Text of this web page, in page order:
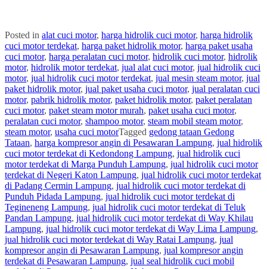
Posted in alat cuci motor, harga hidrolik cuci motor, harga hidrolik
cuci motor terdekat, harga paket hidrolik motor, harga paket usaha
cuci motor, harga peralatan cuci motor, hidrolik cuci motor, hidrolik
motor, hidrolik motor terdekat, jual alat cuci motor, jual hidrolik cuci
motor, jual hidrolik cuci motor terdekat, jual mesin steam motor, jual
paket hidrolik motor, jual paket usaha cuci motor, jual peralatan cuci
motor, pabrik hidrolik motor, paket hidrolik motor, paket peralatan
cuci motor, paket steam motor murah, paket usaha cuci motor,
peralatan cuci motor, shampoo motor, steam mobil steam motor,
steam motor, usaha cuci motorTagged gedong tataan Gedong
Tataan, harga kompresor angin di Pesawaran Lampung, jual hidrolik
cuci motor terdekat di Kedondong Lampung, jual hidrolik cuci
motor terdekat di Marga Punduh Lampung, jual hidrolik cuci motor
terdekat di Negeri Katon Lampung, jual hidrolik cuci motor terdekat
di Padang Cermin Lampung, jual hidrolik cuci motor terdekat di
Punduh Pidada Lampung, jual hidrolik cuci motor terdekat di
Tegineneng Lampung, jual hidrolik cuci motor terdekat di Teluk
Pandan Lampung, jual hidrolik cuci motor terdekat di Way Khilau
Lampung, jual hidrolik cuci motor terdekat di Way Lima Lampung,
jual hidrolik cuci motor terdekat di Way Ratai Lampung, jual
kompresor angin di Pesawaran Lampung, jual kompresor angin
terdekat di Pesawaran Lampung, jual seal hidrolik cuci mobil